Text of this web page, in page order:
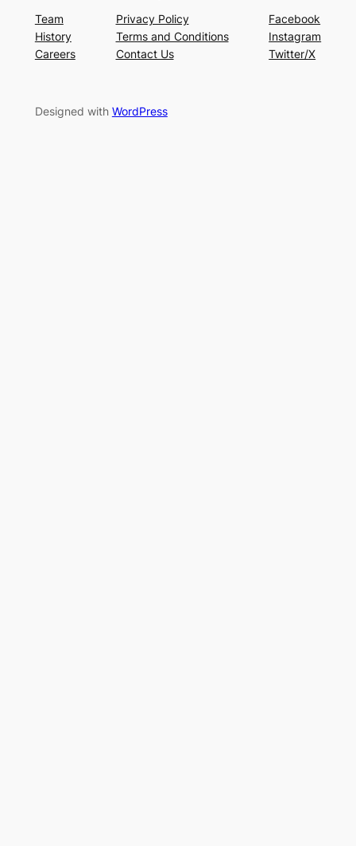
Team
History
Careers
Privacy Policy
Terms and Conditions
Contact Us
Facebook
Instagram
Twitter/X
Designed with WordPress